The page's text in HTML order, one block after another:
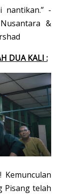
nantikan.” -
&
DUA KALI :
Pisang telah